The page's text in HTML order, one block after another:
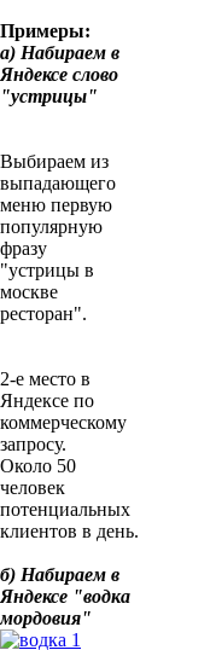
Примеры:
a) Набираем в
Яндексе слово
"устрицы"
Выбираем из
выпадающего
меню первую
популярную
фразу
"устрицы в
москве
ресторан".
2-е место в
Яндексе по
коммерческому
запросу.
Около 50
человек
потенциальных
клиентов в день.
б) Набираем в
Яндексе "водка
мордовия"